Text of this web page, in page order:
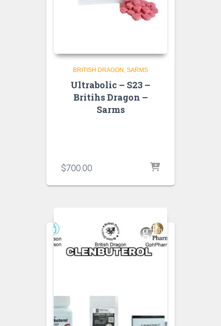
BRITISH DRAGON SARMS
Ultrabolic – S23 –
Britihs Dragon –
Sarms
$700.00